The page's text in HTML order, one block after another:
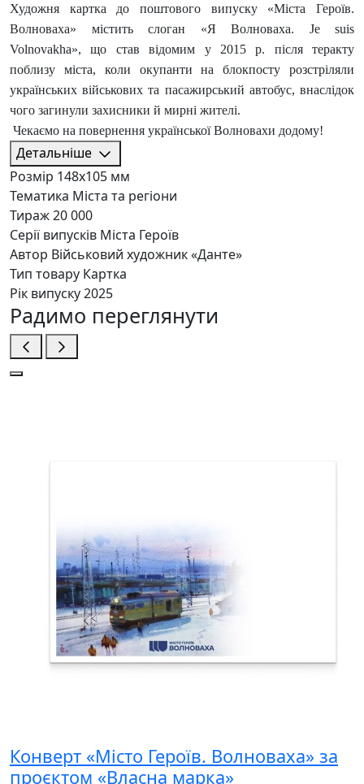
Художня картка до поштового випуску «Міста Героїв.
Волноваха» містить слоган «Я Волноваха. Je suis
Volnovakha», що став відомим у 2015 р. після теракту
поблизу міста, коли окупанти на блокпосту розстріляли
українських військових та пасажирський автобус, внаслідок
чого загинули захисники й мирні жителі.
Чекаємо на повернення української Волновахи додому!
Детальніше
Розмір 148х105 мм
Тематика Міста та регіони
Тираж20 000
Серії випусків Міста Героїв
Автор Військовий художник «Данте»
Тип товару Картка
Рік випуску2025
Радимо переглянути
Конверт «Місто Героїв. Волноваха» за
проєктом «Власна марка»